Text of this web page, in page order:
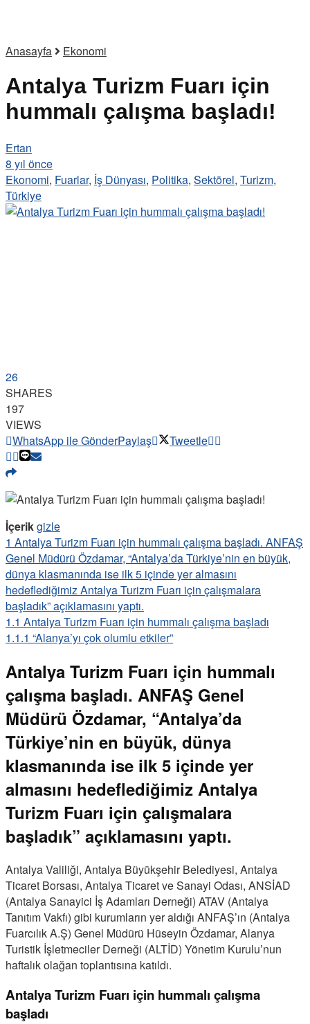
Anasayfa Ekonomi
Antalya Turizm Fuarı için
hummalı çalışma başladı!
Ertan
8 yıl önce
Ekonomi, Fuarlar, İş Dünyası, Politika, Sektörel, Turizm,
Türkiye
26
SHARES
197
VIEWS
WhatsApp ile GönderPaylaş Tweetle
İçerikgizle
1 Antalya Turizm Fuarı için hummalı çalışma başladı. ANFAŞ
Genel Müdürü Özdamar, “Antalya’da Türkiye’nin en büyük,
dünya klasmanında ise ilk 5 içinde yer almasını
hedeflediğimiz Antalya Turizm Fuarı için çalışmalara
başladık” açıklamasını yaptı.
1.1 Antalya Turizm Fuarı için hummalı çalışma başladı
1.1.1 “Alanya’yı çok olumlu etkiler”
Antalya Turizm Fuarı için hummalı
çalışma başladı. ANFAŞ Genel
Müdürü Özdamar, “Antalya’da
Türkiye’nin en büyük, dünya
klasmanında ise ilk 5 içinde yer
almasını hedeflediğimiz Antalya
Turizm Fuarı için çalışmalara
başladık” açıklamasını yaptı.
Antalya Valiliği, Antalya Büyükşehir Belediyesi, Antalya
Ticaret Borsası, Antalya Ticaret ve Sanayi Odası, ANSİAD
(Antalya Sanayici İş Adamları Derneği) ATAV (Antalya
Tanıtım Vakfı) gibi kurumların yer aldığı ANFAŞ’ın (Antalya
Fuarcılık A.Ş) Genel Müdürü Hüseyin Özdamar, Alanya
Turistik İşletmeciler Derneği (ALTİD) Yönetim Kurulu’nun
haftalık olağan toplantısına katıldı.
Antalya Turizm Fuarı için hummalı çalışma
başladı